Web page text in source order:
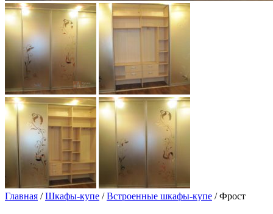
Главная /Шкафы-купе /Встроенные шкафы-купе / Фрост